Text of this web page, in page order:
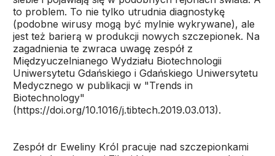
to problem. To nie tylko utrudnia diagnostykę
(podobne wirusy mogą być mylnie wykrywane), ale
jest też barierą w produkcji nowych szczepionek. Na
zagadnienia te zwraca uwagę zespół z
Międzyuczelnianego Wydziału Biotechnologii
Uniwersytetu Gdańskiego i Gdańskiego Uniwersytetu
Medycznego w publikacji w "Trends in
Biotechnology"
(https://doi.org/10.1016/j.tibtech.2019.03.013).
Zespół dr Eweliny Król pracuje nad szczepionkami